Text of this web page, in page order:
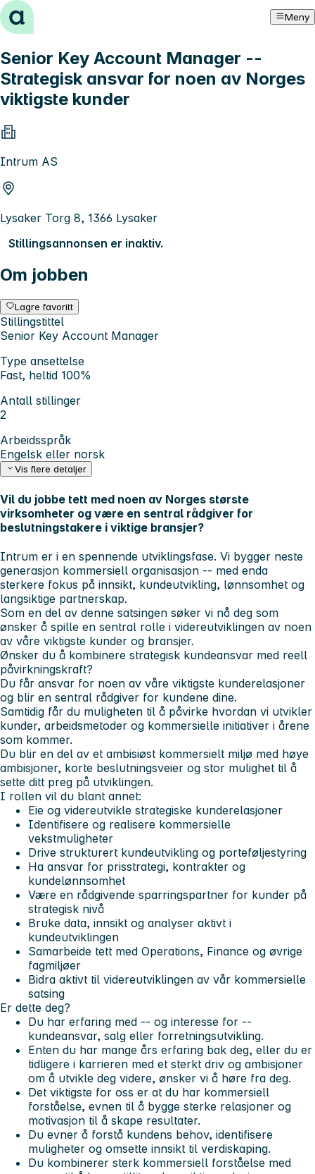
Hopp til innhold Meny
Senior Key Account Manager --
Strategisk ansvar for noen av Norges
viktigste kunder
Intrum AS
Lysaker Torg 8, 1366 Lysaker
Stillingsannonsen er inaktiv.
Om jobben
Lagre favoritt
Stillingstittel
Senior Key Account Manager
Type ansettelse
Fast, heltid 100%
Antall stillinger
2
Arbeidsspråk
Engelsk eller norsk
Vis flere detaljer
Vil du jobbe tett med noen av Norges største
virksomheter og være en sentral rådgiver for
beslutningstakere i viktige bransjer?
Intrum er i en spennende utviklingsfase. Vi bygger neste
generasjon kommersiell organisasjon -- med enda
sterkere fokus på innsikt, kundeutvikling, lønnsomhet og
langsiktige partnerskap.
Som en del av denne satsingen søker vi nå deg som
ønsker å spille en sentral rolle i videreutviklingen av noen
av våre viktigste kunder og bransjer.
Ønsker du å kombinere strategisk kundeansvar med reell
påvirkningskraft?
Du får ansvar for noen av våre viktigste kunderelasjoner
og blir en sentral rådgiver for kundene dine.
Samtidig får du muligheten til å påvirke hvordan vi utvikler
kunder, arbeidsmetoder og kommersielle initiativer i årene
som kommer.
Du blir en del av et ambisiøst kommersielt miljø med høye
ambisjoner, korte beslutningsveier og stor mulighet til å
sette ditt preg på utviklingen.
I rollen vil du blant annet:
Eie og videreutvikle strategiske kunderelasjoner
Identifisere og realisere kommersielle
vekstmuligheter
Drive strukturert kundeutvikling og porteføljestyring
Ha ansvar for prisstrategi, kontrakter og
kundelønnsomhet
Være en rådgivende sparringspartner for kunder på
strategisk nivå
Bruke data, innsikt og analyser aktivt i
kundeutviklingen
Samarbeide tett med Operations, Finance og øvrige
fagmiljøer
Bidra aktivt til videreutviklingen av vår kommersielle
satsing
Er dette deg?
Du har erfaring med -- og interesse for --
kundeansvar, salg eller forretningsutvikling.
Enten du har mange års erfaring bak deg, eller du er
tidligere i karrieren med et sterkt driv og ambisjoner
om å utvikle deg videre, ønsker vi å høre fra deg.
Det viktigste for oss er at du har kommersiell
forståelse, evnen til å bygge sterke relasjoner og
motivasjon til å skape resultater.
Du evner å forstå kundens behov, identifisere
muligheter og omsette innsikt til verdiskaping.
Du kombinerer sterk kommersiell forståelse med